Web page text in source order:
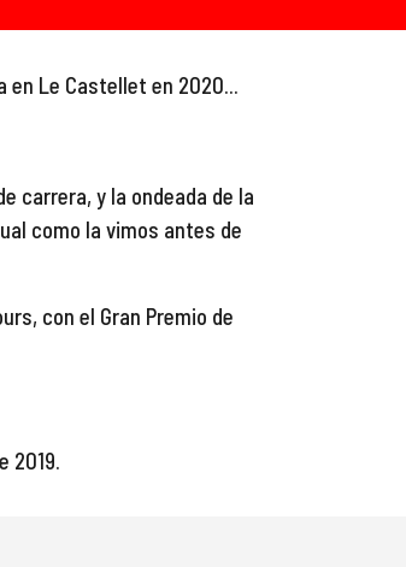
en Le Castellet en 2020...
carrera, y la ondeada de la
como la vimos antes de
con el Gran Premio de
2019.